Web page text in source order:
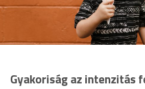
Gyakoriság az intenzitás